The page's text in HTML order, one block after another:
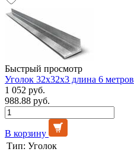
Быстрый просмотр
Уголок 32х32х3 длина 6 метров
1 052 руб.
988.88 руб.
В корзину
Тип: Уголок